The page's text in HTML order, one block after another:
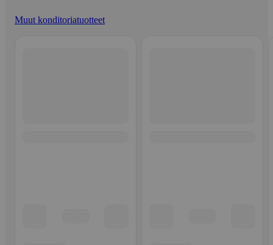
Muut konditoriatuotteet